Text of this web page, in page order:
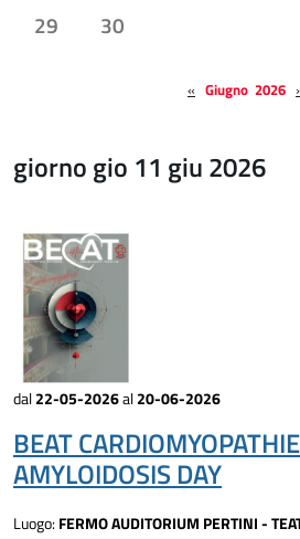
29
30
« Giugno 2026
giorno gio 11 giu 2026
dal22-05-2026al20-06-2026
BEAT
AMYLOIDOSIS DAY
Luogo: FERMO AUDITORIUM PERTINI -